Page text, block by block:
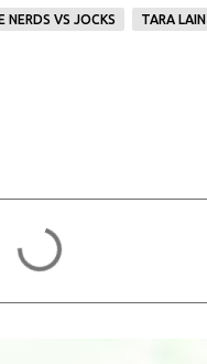
NERDS VS JOCKS TARA LAIN